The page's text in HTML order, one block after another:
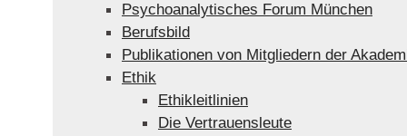
Psychoanalytisches Forum München
Berufsbild
Publikationen von Mitgliedern der
Ethik
Ethikleitlinien
Die Vertrauensleute